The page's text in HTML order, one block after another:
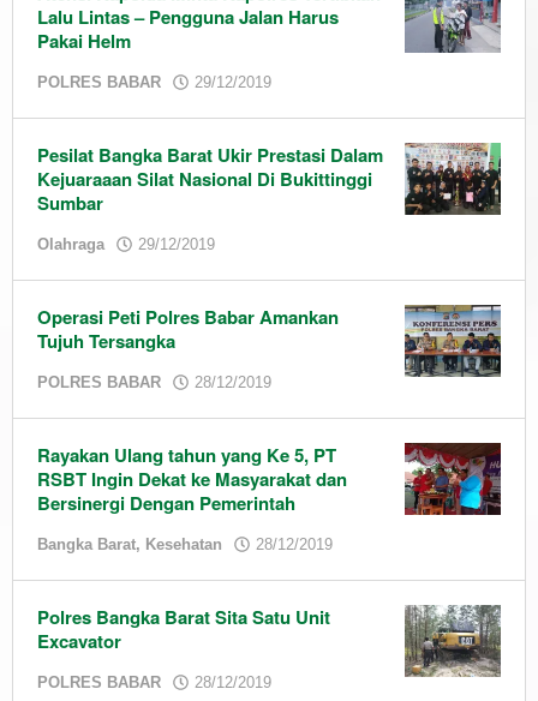
Lalu Lintas – Pengguna Jalan Harus
Pakai Helm
POLRES BABAR 29/12/2019
Pesilat Bangka Barat Ukir Prestasi Dalam
Kejuaraaan Silat Nasional Di Bukittinggi
Sumbar
Olahraga 29/12/2019
Operasi Peti Polres Babar Amankan
Tujuh Tersangka
POLRES BABAR 28/12/2019
Rayakan Ulang tahun yang Ke 5, PT
RSBT Ingin Dekat ke Masyarakat dan
Bersinergi Dengan Pemerintah
Bangka Barat, Kesehatan 28/12/2019
Polres Bangka Barat Sita Satu Unit
Excavator
POLRES BABAR 28/12/2019